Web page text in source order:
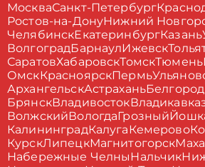
МоскваСанкт-Петербург
Ростов-на-ДонуНижний
ЧелябинскЕкатеринбургКазань
ВолгоградБарнаулИжевск
СаратовХабаровскТомскТюмень
ОмскКрасноярскПермь
АрхангельскАстраханьБелгород
БрянскВладивосток
ВолжскийВологдаГрозный
КалининградКалуга Кемерово
КурскЛипецкМагнитогорск
Набережные Челны Нальчик